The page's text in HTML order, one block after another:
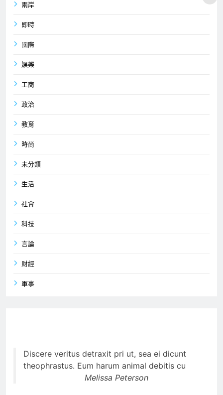
兩岸
即時
國際
娛樂
工商
政治
教育
時尚
未分類
生活
社會
科技
言論
財經
軍事
Discere veritus detraxit pri ut, sea ei dicunt
theophrastus. Eum harum animal debitis cu
Melissa Peterson